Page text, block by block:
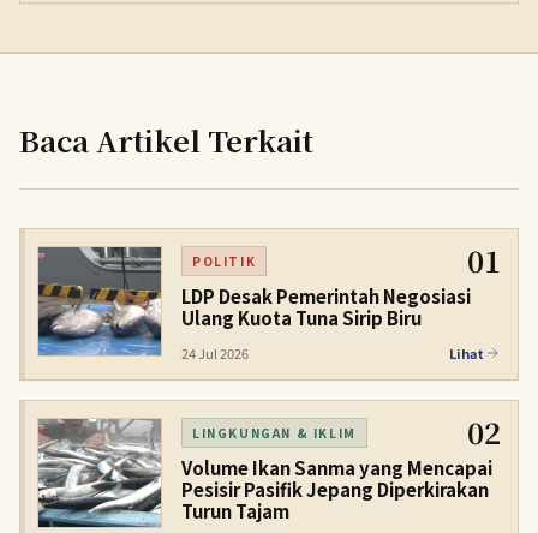
Baca Artikel Terkait
POLITIK 01
LDP Desak Pemerintah Negosiasi
Ulang Kuota Tuna Sirip Biru
24 Jul 2026 Lihat
LINGKUNGAN & IKLIM 02
Volume Ikan Sanma yang Mencapai
Pesisir Pasifik Jepang Diperkirakan
Turun Tajam